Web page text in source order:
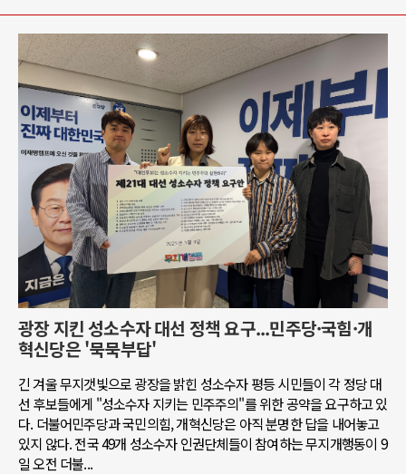
광장 지킨 성소수자 대선 정책 요구...민주당·국힘·개
혁신당은 '묵묵부답'
긴 겨울 무지갯빛으로 광장을 밝힌 성소수자 평등 시민들이 각 정당 대
선 후보들에게 "성소수자 지키는 민주주의"를 위한 공약을 요구하고 있
다. 더불어민주당과 국민의힘, 개혁신당은 아직 분명한 답을 내어놓고
있지 않다. 전국 49개 성소수자 인권단체들이 참여하는 무지개행동이 9
일 오전 더불...